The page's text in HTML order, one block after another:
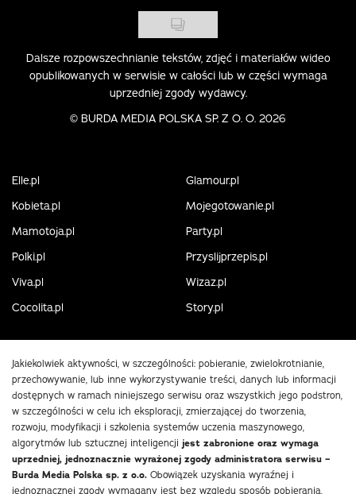
Dalsze rozpowszechnianie tekstów, zdjęć i materiałów wideo
opublikowanych w serwisie w całości lub w części wymaga
uprzedniej zgody wydawcy.
© BURDA MEDIA POLSKA SP. Z O. O. 2026
Elle.pl
Glamour.pl
Kobieta.pl
Mojegotowanie.pl
Mamotoja.pl
Party.pl
Polki.pl
Przyslijprzepis.pl
Viva.pl
Wizaz.pl
Cocolita.pl
Story.pl
Jakiekolwiek aktywności, w szczególności: pobieranie, zwielokrotnianie,
przechowywanie, lub inne wykorzystywanie treści, danych lub informacji
dostępnych w ramach niniejszego serwisu oraz wszystkich jego podstron,
w szczególności w celu ich eksploracji, zmierzającej do tworzenia,
rozwoju, modyfikacji i szkolenia systemów uczenia maszynowego,
algorytmów lub sztucznej inteligencji jest zabronione oraz wymaga
uprzedniej, jednoznacznie wyrażonej zgody administratora serwisu –
Burda Media Polska sp. z o.o. Obowiązek uzyskania wyraźnej i
jednoznacznej zgody wymagany jest bez względu sposób pobierania,